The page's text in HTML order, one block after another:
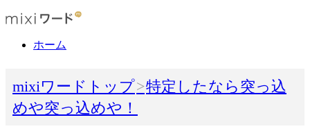
ホーム
mixiワードトップ
特定したなら突っ込
めや突っ込めや！